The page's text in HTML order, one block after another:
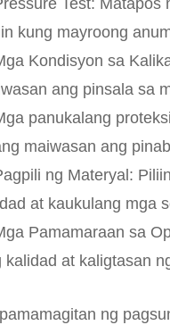
kung mayroong
Kondisyon sa
ang pinsala sa
panukalang
maiwasan ang
ng Materyal:
at kaukulang mga
Pamamaraan sa
kalidad at kaligtasan
ng